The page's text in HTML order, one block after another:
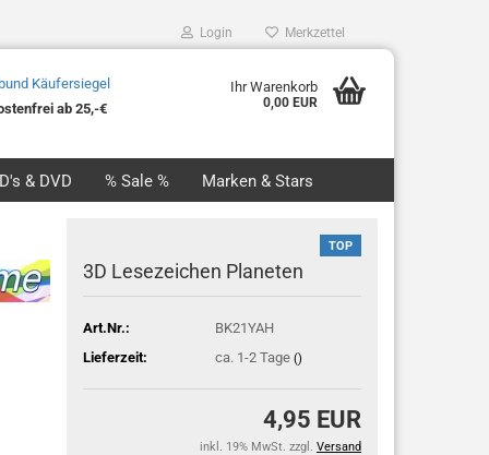
Login Merkzettel
ab 25,-€
Ihr Warenkorb
0,00 EUR
& DVD % Sale % Marken & Stars
TOP
3D Lesezeichen Planeten
Art.Nr.:
BK21YAH
Lieferzeit:
ca. 1-2 Tage()
4,95 EUR
inkl. 19% MwSt. zzgl. Versand